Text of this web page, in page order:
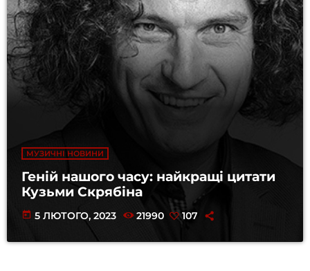
МУЗИЧНІ НОВИНИ
Геній нашого часу: найкращі цитати
Кузьми Скрябіна
today 5 ЛЮТОГО, 2023 21990 107